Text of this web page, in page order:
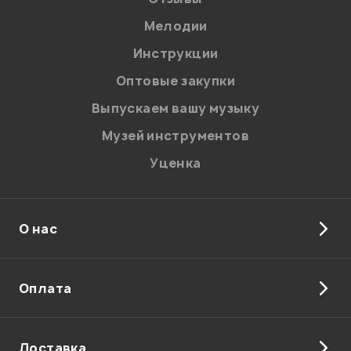
20.01.2010
Мой отзыв о товаре
Мелодии
Инструкции
Оптовые закупки
Выпускаем вашу музыку
Музей инструментов
Уценка
О нас
Оплата